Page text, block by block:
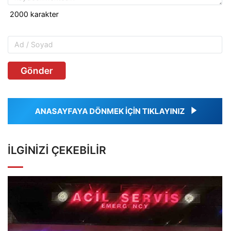
Gönder
ANASAYFAYA DÖNMEK İÇİN TIKLAYINIZ
İLGINIZI ÇEKEBILIR